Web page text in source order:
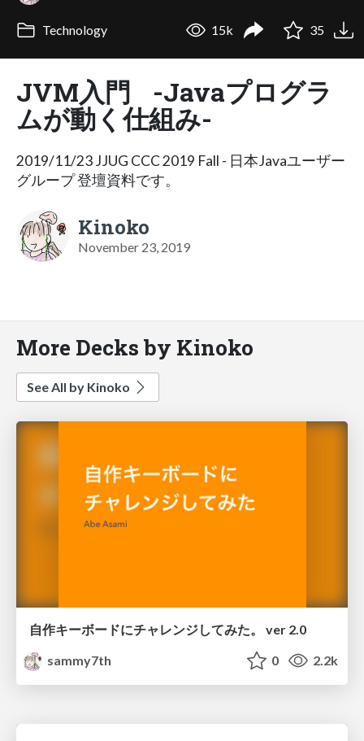
Technology 15k 35
JVM入門 -Javaプログラ
ムが動く仕組み-
2019/11/23 JJUG CCC 2019 Fall - 日本Javaユーザー
グループ 登壇資料です。
Kinoko
November 23, 2019
More Decks by Kinoko
See All by Kinoko
自作キーボードにチャレンジしてみた。 ver 2.0
sammy7th
0 2.2k